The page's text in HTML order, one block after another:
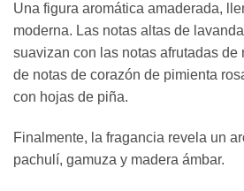
Una figura aromática amaderada,
moderna. Las notas altas de
suavizan con las notas afrutadas
de notas de corazón de pimienta
con hojas de piña.
Finalmente, la fragancia revela un
pachulí, gamuza y madera ámbar.